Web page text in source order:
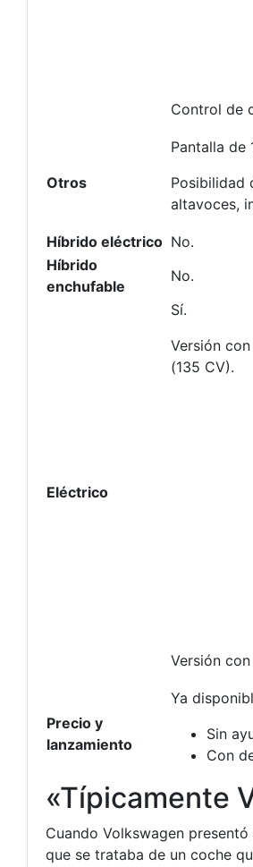
Control de
Otros
Pantalla de
Posibilidad
altavoces,
Híbrido eléctrico No.
Híbrido
enchufable
No.
Eléctrico
Sí.
Versión
(135 CV).
Versión
Precio y
lanzamiento
Ya
Sin
Con
«Típicamente
Cuando Volkswagen
que se trataba de un coche